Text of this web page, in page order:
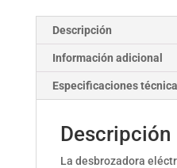
Descripción
Información adicional
Especificaciones
Descripción
La desbrozadora